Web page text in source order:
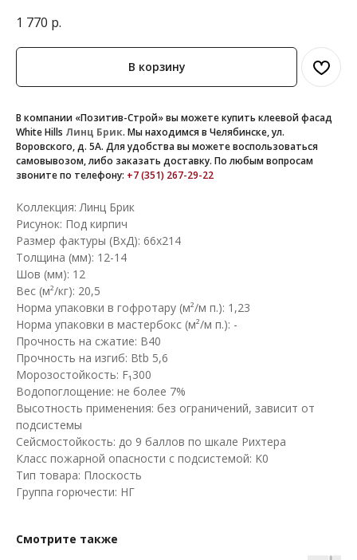
1 770 р.
В корзину
В компании «Позитив-Строй» вы можете купить клеевой фасад
White Hills Линц Брик. Мы находимся в Челябинске, ул.
Воровского, д. 5А. Для удобства вы можете воспользоваться
самовывозом, либо заказать доставку. По любым вопросам
звоните по телефону: +7 (351) 267-29-22
Коллекция: Линц Брик
Рисунок: Под кирпич
Размер фактуры (ВхД): 66х214
Толщина (мм): 12-14
Шов (мм): 12
Вес (м²/кг): 20,5
Норма упаковки в гофротару (м²/м п.): 1,23
Норма упаковки в мастербокс (м²/м п.): -
Прочность на сжатие: B40
Прочность на изгиб: Btb 5,6
Морозостойкость: F₁300
Водопоглощение: не более 7%
Высотность применения: без ограничений, зависит от
подсистемы
Сейсмостойкость: до 9 баллов по шкале Рихтера
Класс пожарной опасности с подсистемой: K0
Тип товара: Плоскость
Группа горючести: НГ
Смотрите также